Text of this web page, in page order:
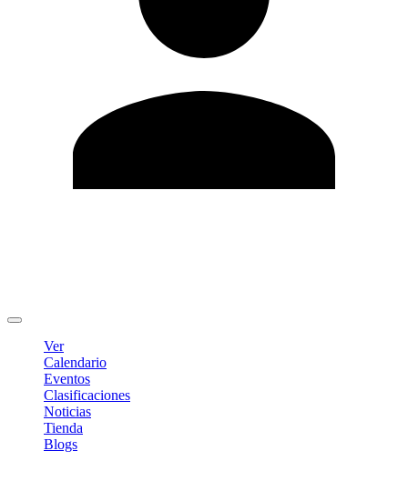
Ver
Calendario
Eventos
Clasificaciones
Noticias
Tienda
Blogs